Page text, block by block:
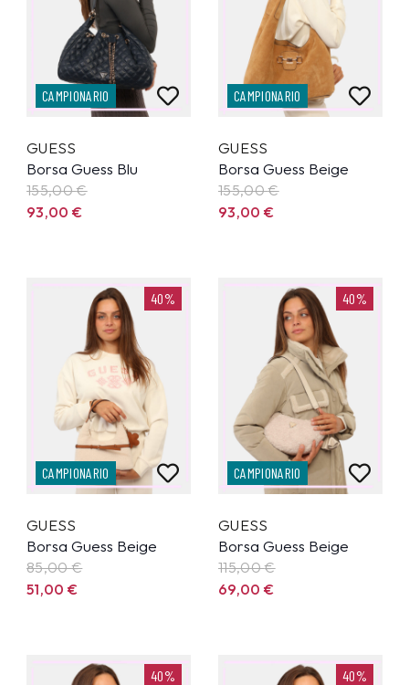
CAMPIONARIO
GUESS
Borsa Guess Blu
155,00€
93,00€
CAMPIONARIO
GUESS
Borsa Guess Beige
155,00€
93,00€
40%
CAMPIONARIO
GUESS
Borsa Guess Beige
85,00€
51,00€
40%
CAMPIONARIO
GUESS
Borsa Guess Beige
115,00€
69,00€
40% 40%